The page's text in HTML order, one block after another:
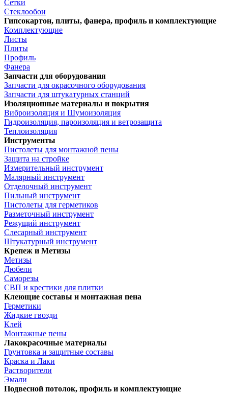
Сетки
Стеклообои
Гипсокартон, плиты, фанера, профиль и комплектующие
Комплектующие
Листы
Плиты
Профиль
Фанера
Запчасти для оборудования
Запчасти для окрасочного оборудования
Запчасти для штукатурных станций
Изоляционные материалы и покрытия
Виброизоляция и Шумоизоляция
Гидроизоляция, пароизоляция и ветрозащита
Теплоизоляция
Инструменты
Пистолеты для монтажной пены
Защита на стройке
Измерительный инструмент
Малярный инструмент
Отделочный инструмент
Пильный инструмент
Пистолеты для герметиков
Разметочный инструмент
Режущий инструмент
Слесарный инструмент
Штукатурный инструмент
Крепеж и Метизы
Метизы
Дюбели
Саморезы
СВП и крестики для плитки
Клеющие составы и монтажная пена
Герметики
Жидкие гвозди
Клей
Монтажные пены
Лакокрасочные материалы
Грунтовка и защитные составы
Краска и Лаки
Растворители
Эмали
Подвесной потолок, профиль и комплектующие